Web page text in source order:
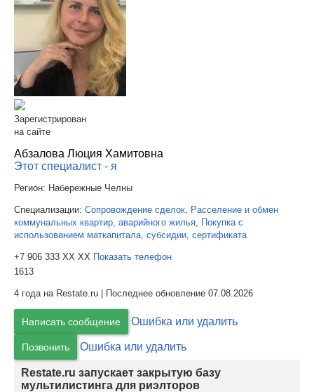
Зарегистрирован
на сайте
Абзалова Люция Хамитовна
Этот специалист - я
Регион: Набережные Челны
Специализации: Сопровождение сделок, Расселение и обмен
коммунальных квартир, аварийного жилья, Покупка с
использованием маткапитала, субсидии, сертификата
+7 906 333 XX XX Показать телефон
1613
4 года на Restate.ru | Последнее обновление 07.08.2026
Написать сообщение Ошибка или удалить
Позвонить Ошибка или удалить
Restate.ru запускает закрытую базу
мультилистинга для риэлторов